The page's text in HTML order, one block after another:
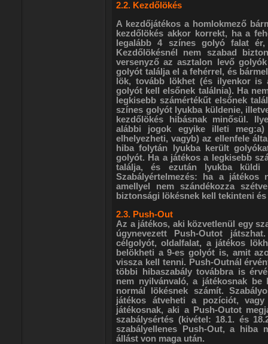
2.2. Kezdőlökés
A kezdőjátékos a homlokmező
kezdőlökés akkor korrekt, ha a
legalább 4 színes golyó falat
Kezdőlökésnél nem szabad
versenyző az asztalon levő
golyót találja el a fehérrel, és
lök, tovább lökhet (és ilyenkor is
golyót kell elsőnek találnia). Ha
legkisebb számértékűt elsőnek
színes golyót lyukba küldenie,
kezdőlökés hibásnak minősül.
alábbi jogok egyike illeti
elhelyezheti, vagyb) az ellenfele
hiba folytán lyukba került
golyót. Ha a játékos a legkisebb
találja, és ezután lyukba küldi
Szabályértelmezés: ha a játékos
amellyel nem szándékozza
biztonsági lökésnek kell tekinteni
2.3. Push-Out
Az a játékos, aki közvetlenül egy
úgynevezett Push-Outot
célgolyót, oldalfalat, a játékos
belökheti a 9-es golyót is, amit
vissza kell tenni. Push-Outnál
többi hibaszabály továbbra is
nem nyilvánvaló, a játékosnak
normál lökésnek számít.
játékos átveheti a pozíciót,
játékosnak, aki a Push-Outot
szabálysértés (kivétel: 18.1. és
szabályellenes Push-Out, a hiba
állást von maga után.